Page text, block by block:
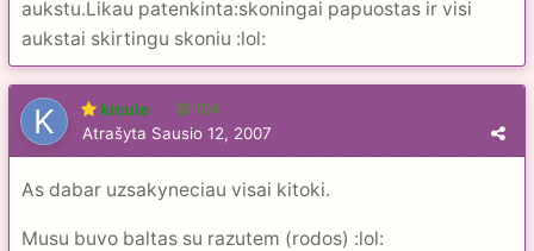
aukstu.Likau patenkinta:skoningai papuostas ir visi
aukstai skirtingu skoniu :lol:
kicule 104
Atrašyta Sausio 12, 2007
As dabar uzsakyneciau visai kitoki.
Musu buvo baltas su razutem (rodos) :lol: